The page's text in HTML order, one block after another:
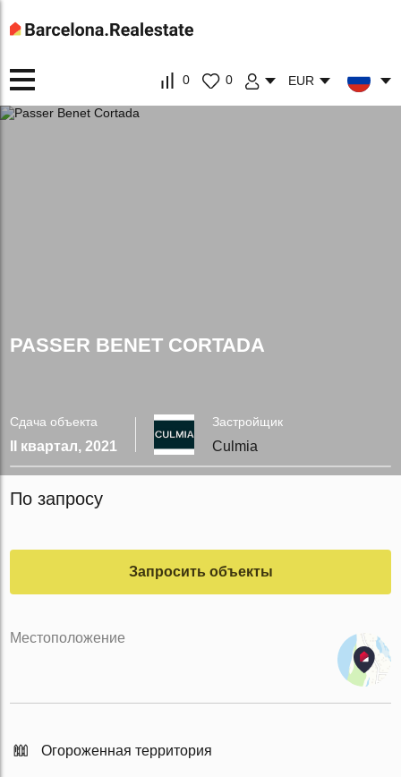
0 0 EUR
PASSER BENET CORTADA
Сдача объекта
II квартал, 2021
Застройщик
Culmia
По запросу
Запросить объекты
Местоположение
Огороженная территория